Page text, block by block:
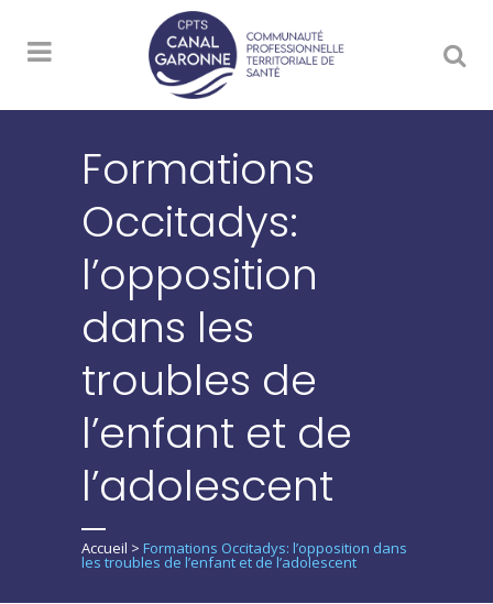
Formations
Occitadys:
l’opposition
dans les
troubles de
l’enfant et de
l’adolescent
Accueil > Formations Occitadys: l’opposition dans
les troubles de l’enfant et de l’adolescent